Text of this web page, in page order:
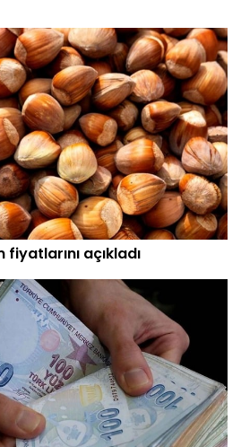
fiyatlarını açıkladı